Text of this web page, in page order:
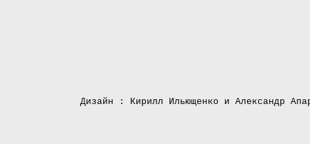
Дизайн : Кирилл Ильющенко и Александр